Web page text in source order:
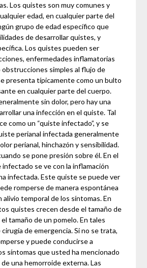
Los quistes son muy comunes y
edad, en cualquier parte del
grupo de edad específico que
de desarrollar quistes, y
Los quistes pueden ser
enfermedades inflamatorias
obstrucciones simples al flujo de
presenta típicamente como un bulto
en cualquier parte del cuerpo.
sin dolor, pero hay una
una infección en el quiste. Tal
como un “quiste infectado”, y se
perianal infectada generalmente
perianal, hinchazón y sensibilidad.
se pone presión sobre él. En el
infectado se ve con la inflamación
infectada. Este quiste se puede ver
romperse de manera espontánea
alivio temporal de los síntomas. En
quistes crecen desde el tamaño de
tamaño de un pomelo. En tales
de emergencia. Si no se trata,
y puede conducirse a
síntomas que usted ha mencionado
una hemorroide externa. Las